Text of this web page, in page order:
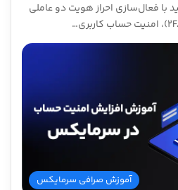
فعال‌سازی احراز هویت دو عاملی
آموزش صرافی سرمایکس